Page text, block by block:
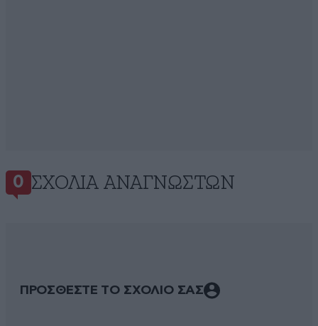
0 ΣΧΌΛΙΑ ΑΝΑΓΝΩΣΤΏΝ
ΠΡΟΣΘΕΣΤΕ ΤΟ ΣΧΟΛΙΟ ΣΑΣ